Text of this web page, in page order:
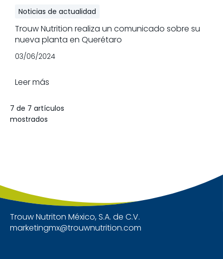
Noticias de actualidad
Trouw Nutrition realiza un comunicado sobre su
nueva planta en Querétaro
03/06/2024
Leer más
7 de 7 artículos
mostrados
Trouw Nutriton México, S.A. de C.V.
marketingmx@trouwnutrition.com